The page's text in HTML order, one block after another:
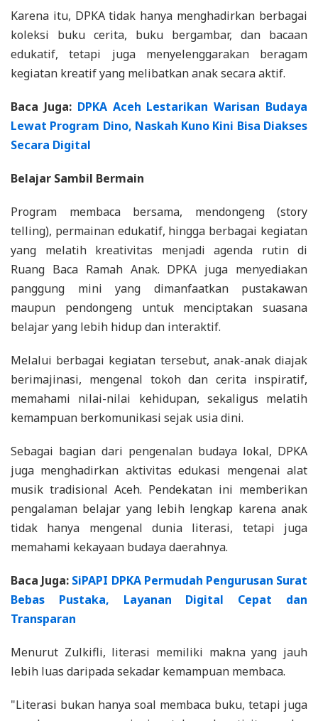
Karena itu, DPKA tidak hanya menghadirkan berbagai
koleksi buku cerita, buku bergambar, dan bacaan
edukatif, tetapi juga menyelenggarakan beragam
kegiatan kreatif yang melibatkan anak secara aktif.
Baca Juga: DPKA Aceh Lestarikan Warisan Budaya
Lewat Program Dino, Naskah Kuno Kini Bisa Diakses
Secara Digital
Belajar Sambil Bermain
Program membaca bersama, mendongeng (story
telling), permainan edukatif, hingga berbagai kegiatan
yang melatih kreativitas menjadi agenda rutin di
Ruang Baca Ramah Anak. DPKA juga menyediakan
panggung mini yang dimanfaatkan pustakawan
maupun pendongeng untuk menciptakan suasana
belajar yang lebih hidup dan interaktif.
Melalui berbagai kegiatan tersebut, anak-anak diajak
berimajinasi, mengenal tokoh dan cerita inspiratif,
memahami nilai-nilai kehidupan, sekaligus melatih
kemampuan berkomunikasi sejak usia dini.
Sebagai bagian dari pengenalan budaya lokal, DPKA
juga menghadirkan aktivitas edukasi mengenai alat
musik tradisional Aceh. Pendekatan ini memberikan
pengalaman belajar yang lebih lengkap karena anak
tidak hanya mengenal dunia literasi, tetapi juga
memahami kekayaan budaya daerahnya.
Baca Juga: SiPAPI DPKA Permudah Pengurusan Surat
Bebas Pustaka, Layanan Digital Cepat dan
Transparan
Menurut Zulkifli, literasi memiliki makna yang jauh
lebih luas daripada sekadar kemampuan membaca.
"Literasi bukan hanya soal membaca buku, tetapi juga